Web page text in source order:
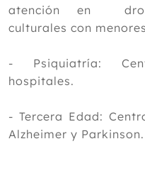
atención en
culturales con
- Psiquiatría:
hospitales.
- Tercera Edad:
Alzheimer y Parkinson.